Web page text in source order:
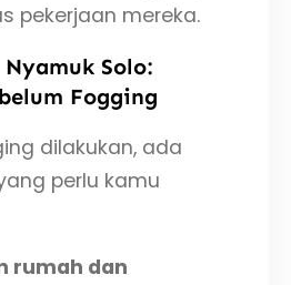
pekerjaan mereka.
Nyamuk Solo:
Fogging
dilakukan, ada
perlu kamu
rumah dan